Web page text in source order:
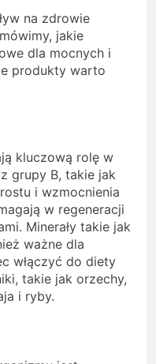
na zdrowie
jakie
dla mocnych i
produkty warto
kluczową rolę w
grupy B, takie jak
i wzmocnienia
w regeneracji
Minerały takie jak
ważne dla
włączyć do diety
takie jak orzechy,
i ryby.